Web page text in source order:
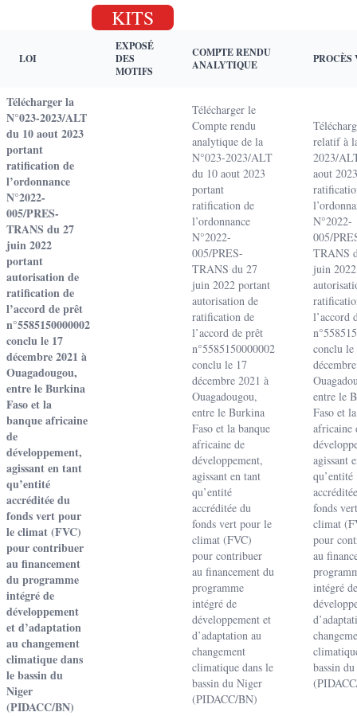
KITS
LOI
EXPOSÉ
DES
MOTIFS
COMPTE RENDU
ANALYTIQUE
Télécharger la
N°023-2023/ALT
du 10 aout 2023
portant
ratification de
l’ordonnance
N°2022-
005/PRES-
TRANS du 27
juin 2022
portant
autorisation de
ratification de
l’accord de prêt
n°5585150000002
conclu le 17
décembre 2021 à
Ouagadougou,
entre le Burkina
Faso et la
banque africaine
de
développement,
agissant en tant
qu’entité
accréditée du
fonds vert pour
le climat (FVC)
pour contribuer
au financement
du programme
intégré de
développement
et d’adaptation
au changement
climatique dans
le bassin du
Niger
(PIDACC/BN)
Télécharger le
Compte rendu
analytique de la
N°023-2023/ALT
du 10 aout 2023
portant
ratification de
l’ordonnance
N°2022-
005/PRES-
TRANS du 27
juin 2022 portant
autorisation de
ratification de
l’accord de prêt
n°5585150000002
conclu le 17
décembre 2021 à
Ouagadougou,
entre le Burkina
Faso et la banque
africaine de
développement,
agissant en tant
qu’entité
accréditée du
fonds vert pour le
climat (FVC)
pour contribuer
au financement du
programme
intégré de
développement et
d’adaptation au
changement
climatique dans le
bassin du Niger
(PIDACC/BN)
relatif à
2023/
aout
N°2022-
005/
TRANS
juin
l’accord
conclu le
entre le
Faso et
africaine
agissant
qu’entité
fonds
climat
pour
au
intégré de
bassin